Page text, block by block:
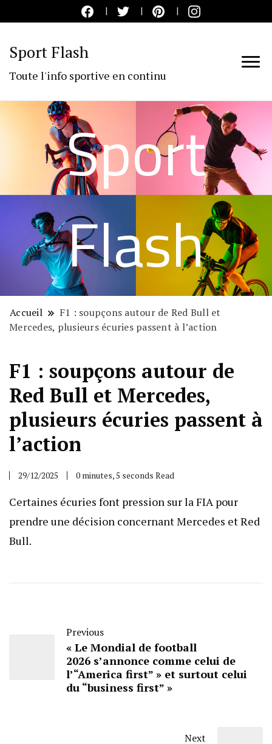
Sport Flash
Toute l'info sportive en continu
Sport
Flash
Accueil
F1 : soupçons autour de Red Bull et
Mercedes, plusieurs écuries passent à l’action
F1 : soupçons autour de
Red Bull et Mercedes,
plusieurs écuries passent à
l’action
29/12/2025 0 minutes, 5 seconds Read
Certaines écuries font pression sur la FIA pour
prendre une décision concernant Mercedes et Red
Bull.
Previous
« Le Mondial de football
2026 s’annonce comme celui de
l’“America first” » et surtout celui
du “business first” »
Next